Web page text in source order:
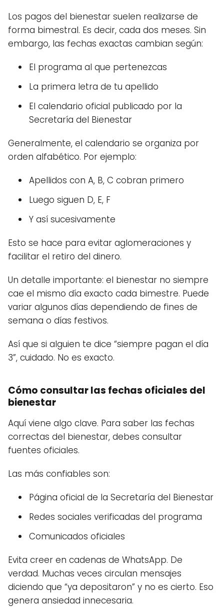
Los pagos del bienestar suelen realizarse de
forma bimestral. Es decir, cada dos meses. Sin
embargo, las fechas exactas cambian según:
El programa al que pertenezcas
La primera letra de tu apellido
El calendario oficial publicado por la
Secretaría del Bienestar
Generalmente, el calendario se organiza por
orden alfabético. Por ejemplo:
Apellidos con A, B, C cobran primero
Luego siguen D, E, F
Y así sucesivamente
Esto se hace para evitar aglomeraciones y
facilitar el retiro del dinero.
Un detalle importante: el bienestar no siempre
cae el mismo día exacto cada bimestre. Puede
variar algunos días dependiendo de fines de
semana o días festivos.
Así que si alguien te dice “siempre pagan el día
3”, cuidado. No es exacto.
Cómo consultar las fechas oficiales del
bienestar
Aquí viene algo clave. Para saber las fechas
correctas del bienestar, debes consultar
fuentes oficiales.
Las más confiables son:
Página oficial de la Secretaría del Bienestar
Redes sociales verificadas del programa
Comunicados oficiales
Evita creer en cadenas de WhatsApp. De
verdad. Muchas veces circulan mensajes
diciendo que “ya depositaron” y no es cierto. Eso
genera ansiedad innecesaria.